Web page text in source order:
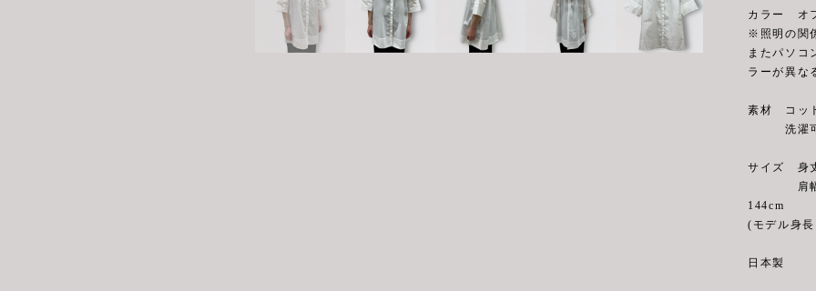
カラー オ
※照明の関
またパソコ
ラーが異な
素材 コッ
洗濯
サイズ 身
肩幅
144cm
(モデル身
日本製